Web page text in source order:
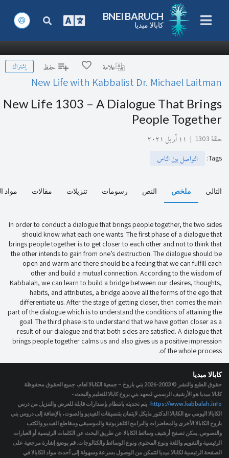
BNEI BARUCH
كابالا ميديا
علامة حفظ إشتراك
New Life with Kabbalist Dr. Michael Laitman
New Life 1303 – A Dialogue That Brings
People Together
حلقة 1303 | ١١ أبريل ٢٠٢١
Tags
: التواصل بين الناس
التالي ملخص النص رسومات تنزيلات مقالات مواد
In order to conduct a dialogue that brings people together, the two sides
should know what each one wants. The first phase of a dialogue that
brings people together is to get closer to each other and not to think that
the other intends to gain from one’s destruction. The dialogue should be
open and warm and there should be a feeling that we can fulfill each
other and build a mutual connection. According to the wisdom of
Kabbalah, we can learn to build a bridge between our desires, thoughts,
habits, and attributes, a bridge above all the forms of the ego that
differentiate us. After the stage of getting closer, then comes the main
part of the dialogue which is to understand the conditions of attaining the
goal. The third phase is to understand that we have gotten closer as a
result of our dialogue and that both sides are satisfied. A dialogue that
brings people together calms us and also gives us a positive impression
of the whole process.
كابالا ميديا
حقوق الطبع والنشر © 2003-2026
بني باروخ – جمعية الكابالا لعام، جميع الحقوق محفوظة
كابالا ميديا هو الأرشيف الرسمي لمعهد بني بروخ كابالا للتعليم والبحث -
https://www.kabbalah.info- يتم تحديثه بانتظام بإصدارات قابلة للعرض والتنزيل من درس
الكابالا اليومي مع الكابالا الدكتور مايكل لايتمان بتنسيقات الفيديو والصوت، بالإضافة إلى دروس بني
باروخ الكابالا الأخرى والمحاضرات والبرامج التلفزيونية والموسيقى ومقاطع الفيديو والكتب
والنصوص. يمكن تصفح أرشيف وسائط الكابالا عن طريق البحث عن الكلمات الرئيسية أو العبارات
الرئيسية والتقويم واللغة ونوع المحتوى ونوع الوسائط والكتالوجات. قم بوضع إشارة مرجعية على
الصفحة الرئيسية لكابالا ميديا لتتمكن من الوصول بسرعة وسهولة إلى أحدث مواد الكابالا في